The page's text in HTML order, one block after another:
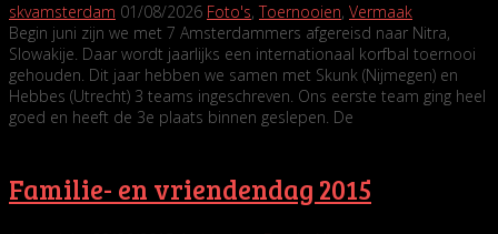
skvamsterdam 01/08/2026 Foto's, Toernooien, Vermaak
Begin juni zijn we met 7 Amsterdammers afgereisd naar Nitra,
Slowakije. Daar wordt jaarlijks een internationaal korfbal toernooi
gehouden. Dit jaar hebben we samen met Skunk (Nijmegen) en
Hebbes (Utrecht) 3 teams ingeschreven. Ons eerste team ging heel
goed en heeft de 3e plaats binnen geslepen. De
Familie- en vriendendag 2015